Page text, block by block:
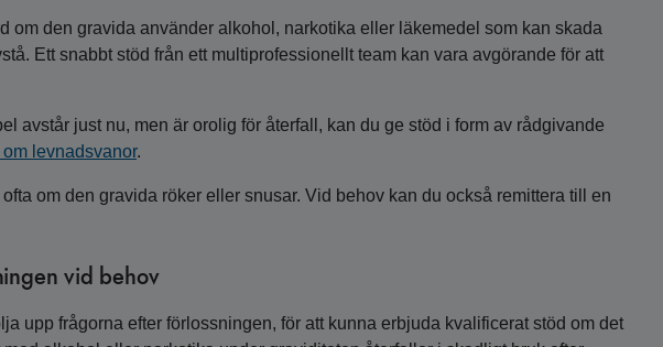
om den gravida använder alkohol, narkotika eller läkemedel som kan skada
Ett snabbt stöd från ett multiprofessionellt team kan vara avgörande för att
avstår just nu, men är orolig för återfall, kan du ge stöd i form av rådgivande
levnadsvanor.
om den gravida röker eller snusar. Vid behov kan du också remittera till en
vid behov
upp frågorna efter förlossningen, för att kunna erbjuda kvalificerat stöd om det